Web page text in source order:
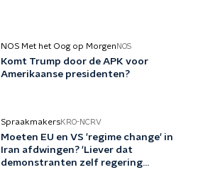
NOS Met het Oog op Morgen NOS
Komt Trump door de APK voor
Amerikaanse presidenten?
SpraakmakersKRO-NCRV
Moeten EU en VS 'regime change' in
Iran afdwingen? 'Liever dat
demonstranten zelf regering